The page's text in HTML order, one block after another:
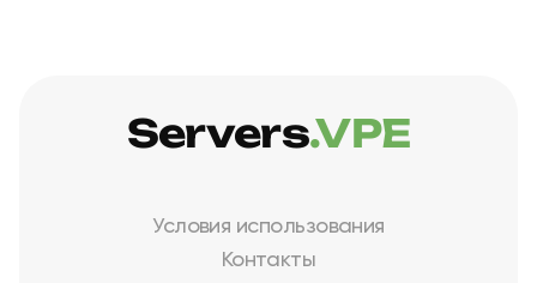
Условия использования
Контакты
Servers.VPE